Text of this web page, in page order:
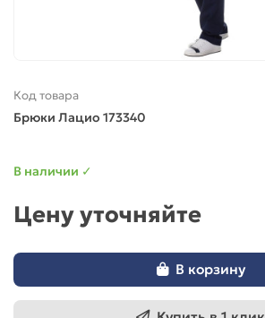
Код товара
Брюки Лацио 173340
В наличии ✓
Цену уточняйте
В корзину